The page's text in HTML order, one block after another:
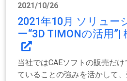
2021/10/26
2021年10月 ソリュー
ー“3D TIMONの活用”|
当社ではCAEソフトの販売だ
ていることの強みを活かして